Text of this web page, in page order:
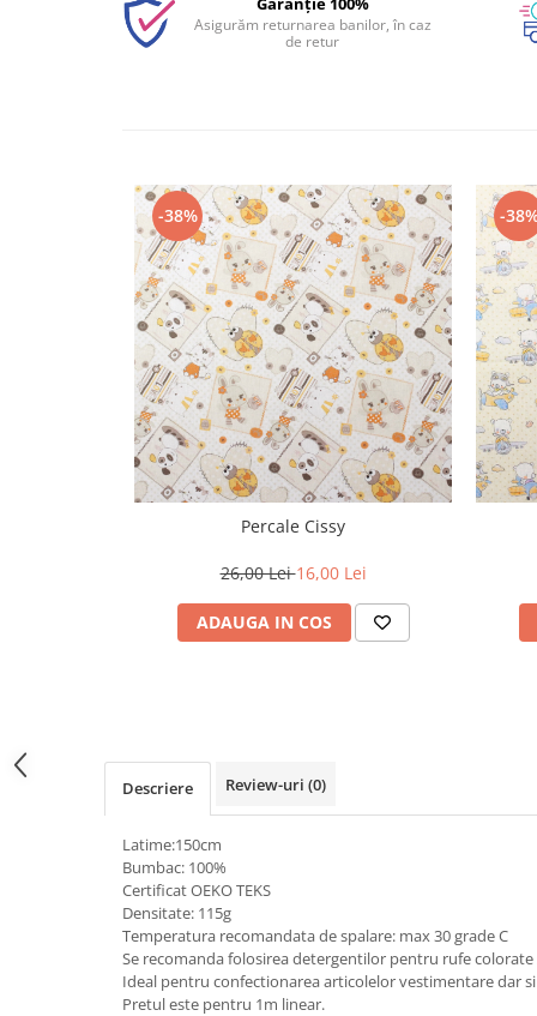
Asigurăm returnarea banilor, în caz
de retur
-38%
Percale Cissy
26,00 Lei16,00 Lei
ADAUGA IN COS
-
Descriere Review-uri (0)
Latime:150cm
Bumbac: 100%
Certificat OEKO TEKS
Densitate: 115g
Temperatura recomandata de spalare: max 30 grade C
Se recomanda folosirea detergentilor pentru rufe
Ideal pentru confectionarea articolelor vestimentare dar
Pretul este pentru 1m linear.